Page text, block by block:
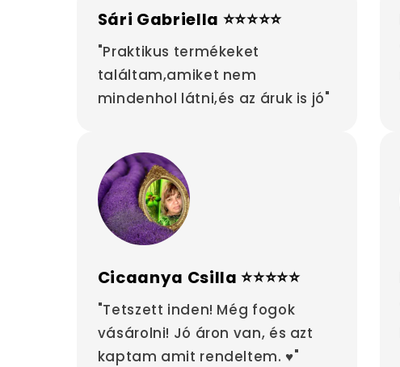
Sári Gabriella ⭐⭐⭐⭐⭐
"Praktikus termékeket
találtam,amiket nem
mindenhol látni,és az áruk is jó"
Cicaanya Csilla ⭐⭐⭐⭐⭐
"Tetszett inden! Még fogok
vásárolni! Jó áron van, és azt
kaptam amit rendeltem. ♥"